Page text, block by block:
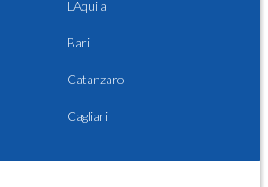
L'Aquila
Bari
Catanzaro
Cagliari